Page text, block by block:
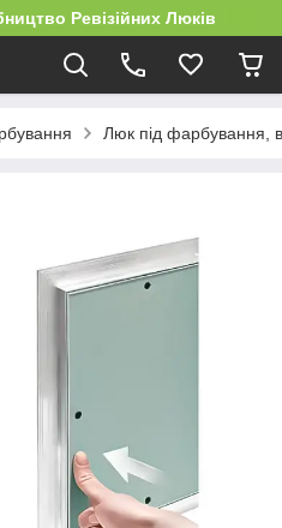
Ревізійних Люків
Люк під фарбування,